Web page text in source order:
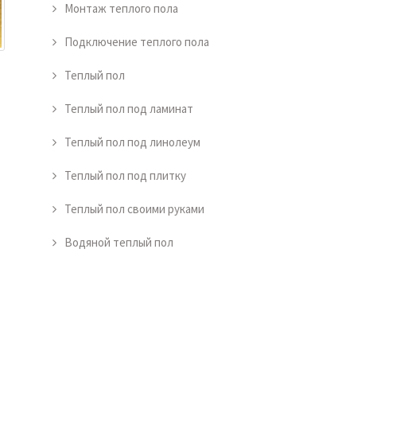
Монтаж теплого пола
Подключение теплого пола
Теплый пол
Теплый пол под ламинат
Теплый пол под линолеум
Теплый пол под плитку
Теплый пол своими руками
Водяной теплый пол